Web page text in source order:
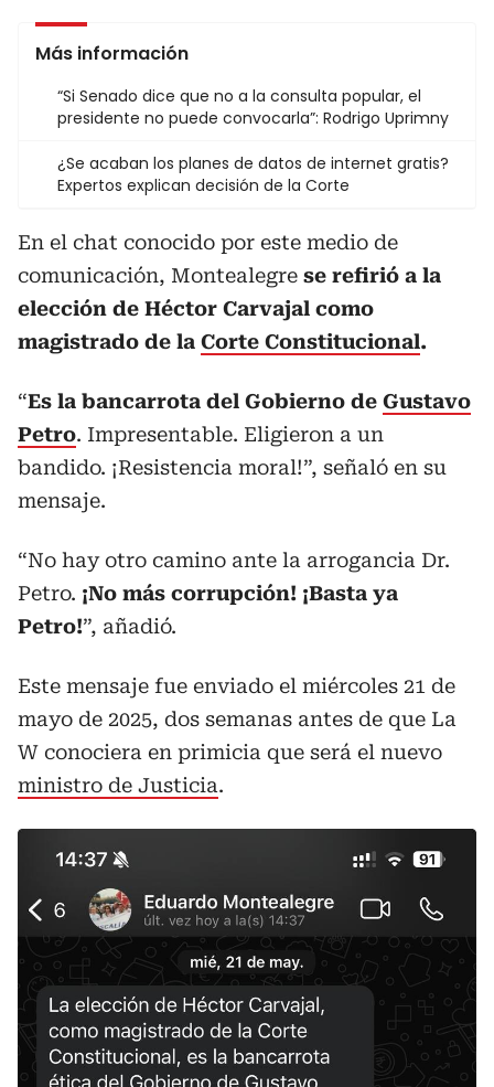
Más información
“Si Senado dice que no a la consulta popular, el
presidente no puede convocarla”: Rodrigo Uprimny
¿Se acaban los planes de datos de internet gratis?
Expertos explican decisión de la Corte
En el chat conocido por este medio de
comunicación, Montealegre se refirió a la
elección de Héctor Carvajal como
magistrado de la Corte Constitucional.
“Es la bancarrota del Gobierno de Gustavo
Petro. Impresentable. Eligieron a un
bandido. ¡Resistencia moral!”, señaló en su
mensaje.
“No hay otro camino ante la arrogancia Dr.
Petro. ¡No más corrupción! ¡Basta ya
Petro!”, añadió.
Este mensaje fue enviado el miércoles 21 de
mayo de 2025, dos semanas antes de que La
W conociera en primicia que será el nuevo
ministro de Justicia.